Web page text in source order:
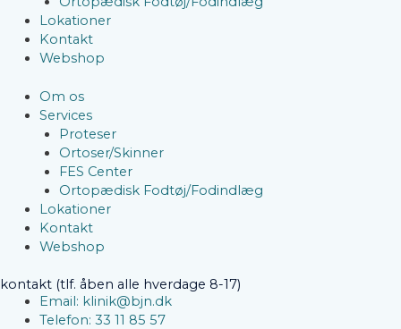
Lokationer
Kontakt
Webshop
Om os
Services
Proteser
Ortoser/Skinner
FES Center
Ortopædisk Fodtøj/Fodindlæg
Lokationer
Kontakt
Webshop
kontakt (tlf. åben alle hverdage 8-17)
Email: klinik@bjn.dk
Telefon: 33 11 85 57